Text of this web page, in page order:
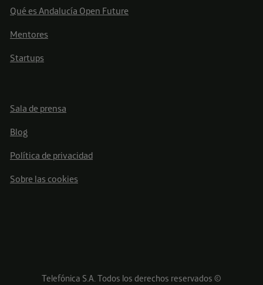
Qué es Andalucía Open Future
Mentores
Startups
Sala de prensa
Blog
Política de privacidad
Sobre las cookies
Telefónica S.A. Todos los derechos reservados ©